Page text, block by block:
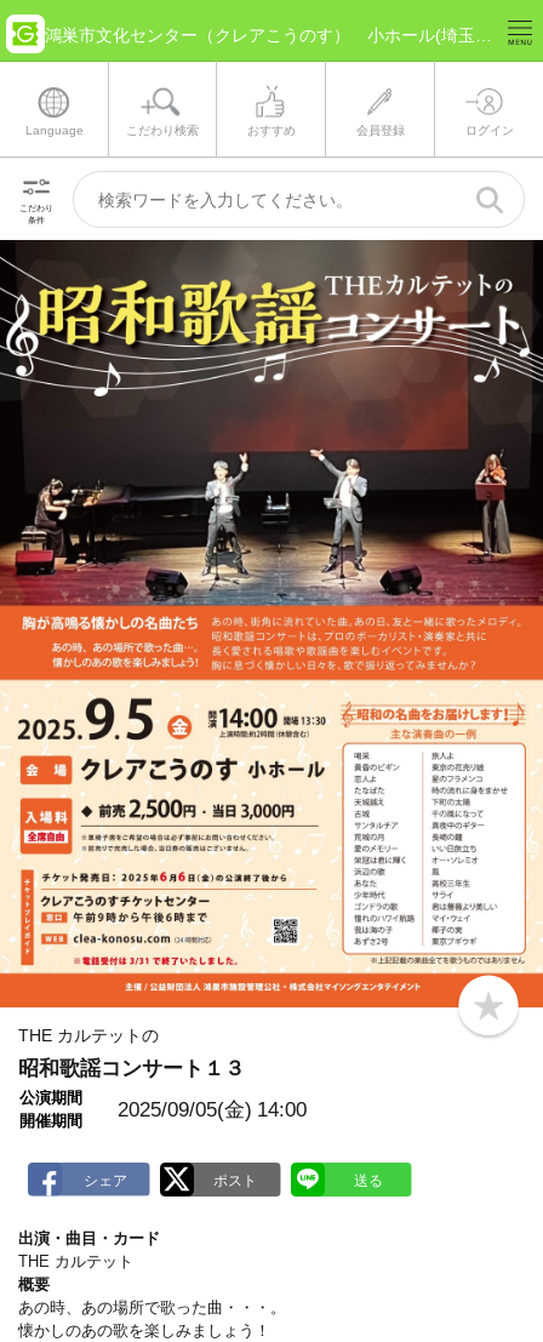
Language こだわり検索 おすすめ 会員登録 ログイン
こだわり
条件
b
o
THE カルテットの
昭和歌謡コンサート１３
公演期間
開催期間
2025/09/05(金) 14:00
出演・曲目・カード
THE カルテット
概要
あの時、あの場所で歌った曲・・・。
懐かしのあの歌を楽しみましょう！